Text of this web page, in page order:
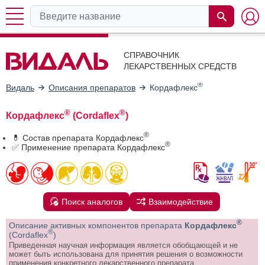
СПРАВОЧНИК
ЛЕКАРСТВЕННЫХ СРЕДСТВ
Видаль Описания препаратов Кордафлекс®
Кордафлекс® (Cordaflex®)
💊 Состав препарата Кордафлекс®
✅ Применение препарата Кордафлекс®
Поиск аналогов Взаимодействие
Описание активных компонентов препарата Кордафлекс®
(Cordaflex®)
Приведенная научная информация является обобщающей и не
может быть использована для принятия решения о возможности
применения конкретного лекарственного препарата.